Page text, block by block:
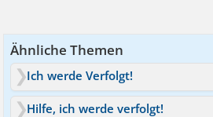
Ähnliche Themen
Ich werde Verfolgt!
Hilfe, ich werde verfolgt!